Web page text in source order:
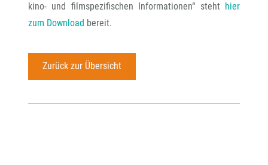
kino- und filmspezifischen Informationen“ steht hier
zum Download bereit.
Zurück zur Übersicht